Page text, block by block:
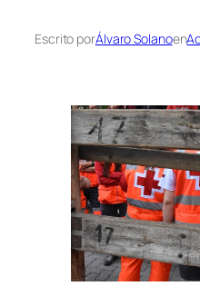
Escrito porÁlvaro Solanoen